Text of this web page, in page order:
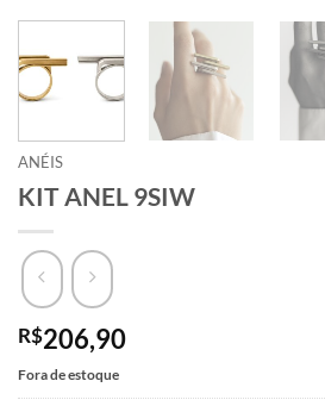
ANÉIS
KIT ANEL 9SIW
R$206,90
Fora de estoque